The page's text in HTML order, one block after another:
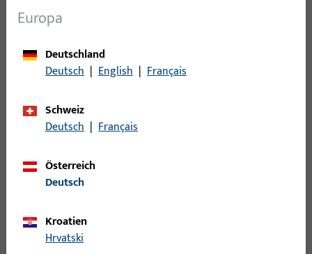
Anmeldung
Bitte melden Sie sich mit Ihren Kundendaten an um eine
Preisinformation zu erhalten oder Artikel zu bestellen
Login
Technische Daten
Europa
Deutschland
Deutsch | English | Français
Schweiz
Deutsch | Français
Österreich
Deutsch
Kroatien
Hrvatski